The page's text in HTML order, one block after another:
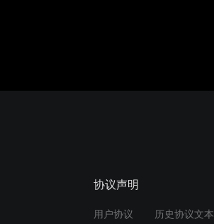
协议声明
用户协议 历史协议文本